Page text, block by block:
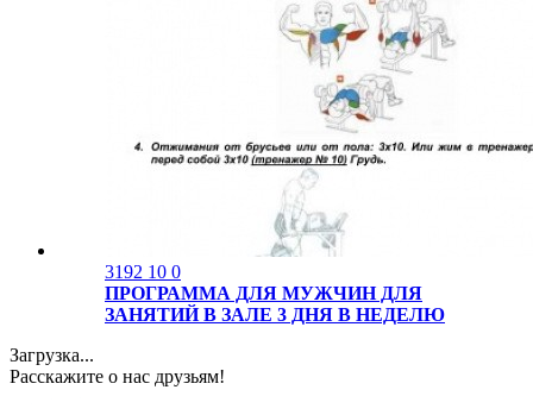
3192 10 0
ПРОГРАММА ДЛЯ МУЖЧИН ДЛЯ
ЗАНЯТИЙ В ЗАЛЕ 3 ДНЯ В НЕДЕЛЮ
Загрузка...
Расскажите о нас друзьям!